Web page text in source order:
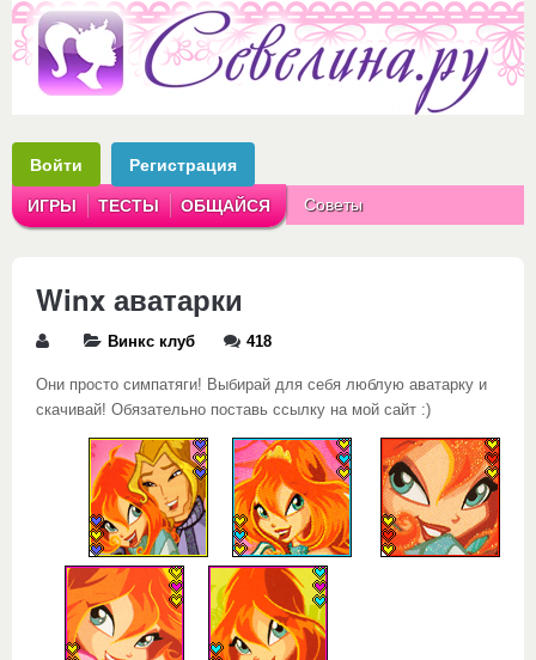
Войти Регистрация
ИГРЫ ТЕСТЫ ОБЩАЙСЯ Советы
Winx аватарки
Винкс клуб 418
Они просто симпатяги! Выбирай для себя люблую аватарку и
скачивай! Обязательно поставь ссылку на мой сайт :)